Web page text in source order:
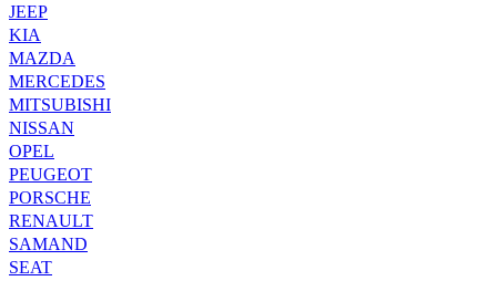
JEEP
KIA
MAZDA
MERCEDES
MITSUBISHI
NISSAN
OPEL
PEUGEOT
PORSCHE
RENAULT
SAMAND
SEAT